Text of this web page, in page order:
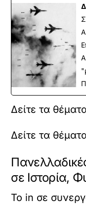
Δείτε τα
Δείτε τα
σε Ιστορία,
Το in σε